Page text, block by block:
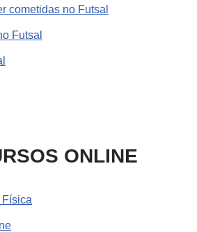
cometidas no Futsal
Futsal
ONLINE
Física